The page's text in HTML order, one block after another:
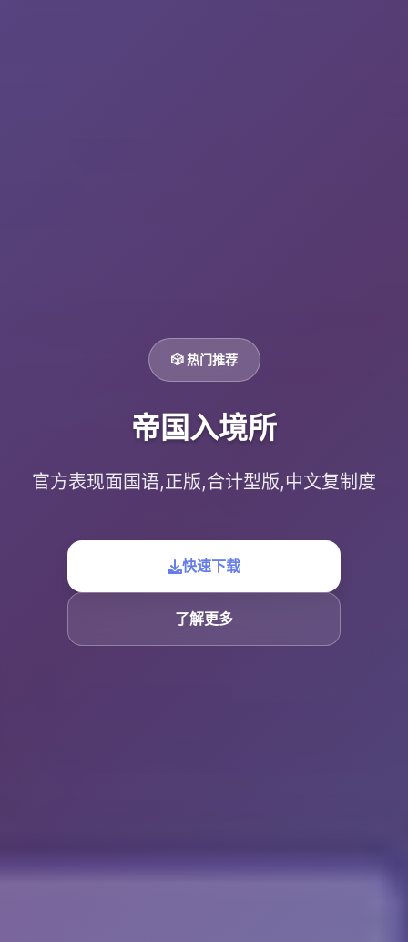
🎲 热门推荐
帝国入境所
官方表现面国语,正版,合计型版,中文复制度
快速下载
了解更多